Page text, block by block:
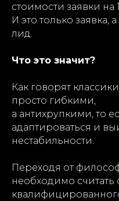
стоимости заявки на
И это только
лид.
Что это значит?
Как говорят
просто гибкими,
а антихрупкими, то
адаптироваться и
нестабильности.
Переходя от
необходимо считать